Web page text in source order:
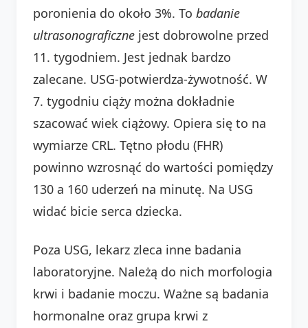
poronienia do około 3%. To badanie
ultrasonograficzne jest dobrowolne przed
11. tygodniem. Jest jednak bardzo
zalecane. USG-potwierdza-żywotność. W
7. tygodniu ciąży można dokładnie
szacować wiek ciążowy. Opiera się to na
wymiarze CRL. Tętno płodu (FHR)
powinno wzrosnąć do wartości pomiędzy
130 a 160 uderzeń na minutę. Na USG
widać bicie serca dziecka.
Poza USG, lekarz zleca inne badania
laboratoryjne. Należą do nich morfologia
krwi i badanie moczu. Ważne są badania
hormonalne oraz grupa krwi z